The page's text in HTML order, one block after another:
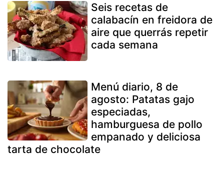
Seis recetas de
calabacín en freidora de
aire que querrás repetir
cada semana
Menú diario, 8 de
agosto: Patatas gajo
especiadas,
hamburguesa de pollo
empanado y deliciosa
tarta de chocolate